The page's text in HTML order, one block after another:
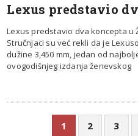
Lexus predstavio
Lexus predstavio dva koncepta u
Stručnjaci su već rekli da je
dužine 3,450 mm, jedan od
ovogodišnjeg izdanja ženevskog
1 2 3